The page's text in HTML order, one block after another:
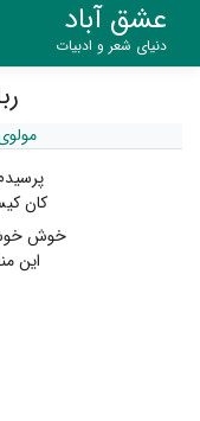
عشق آباد
دنیای شعر و ادبیات
کان
خوش
این